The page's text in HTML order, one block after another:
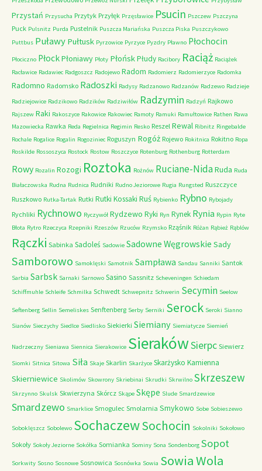
Przystań Przysucha Przytyk Przyłęk Przęsławice Psucin Pszczew Pszczyna
Puck Pulsnitz Purda Pustelnik Puszcza Mariańska Puszcza Piska Puszczykowo
Puttbus Puławy Pułtusk Pyrzowice Pyrzyce Pyzdry Pławno Płochocin
Płociczno PłockPłoniawy Płoty PłońskPłudy Racibory Raciąż Raciążek
Racławice Radawiec Radgoszcz Radojewo Radom Radomierz Radomierzyce Radomka
Radomno Radomsko Radoszki Radysy Radzanowo Radzanów Radzewo Radzieje
Radziejowice Radzikowo Radzików Radziwiłów Radzymin Radzyń Rajkowo
Rajszew Raki Rakoszyce Rakowice Rakowiec Ramoty Ramuki Ramułtowice Rathen Rawa
Mazowiecka Rawka Reda Regielnica Regimin Resko Reszel Rewal Ribnitz Ringebalde
Rochale Rogalice Rogalin Rogoziniec Roguszyn Rogóż Rojewo Rokitnica Rokitno Ropa
Roskilde Rossoszyca Rostock Rostow Roszczyce Rotenburg Rothenburg Rotterdam
Rowy Rozalin Rozogi Roztoka Rożnów Ruciane-NidaRuda Ruda
Białaczowska Rudna Rudnica Rudniki Rudno Jeziorowe Rugia Rungsted Ruszczyce
Ruszkowo Rutka-Tartak Rutki Rutki Kossaki Ruś Rybienko Rybno Rybojady
Rychliki Rychnowo Ryczywół Rydzewo Ryki Ryn Rynek Rynia Rypin Ryte
Błota Rytro Rzeczyca Rzepniki Rzeszów Rzuców Rzymsko Rząśnik Różan Rąbież Rąblów
Rączki Sabinka Sadoleś Sadowie Sadowne Węgrowskie Sady
Samborowo Samoklęski Samotnik Sampława Sandau Sanniki Santok
Sarbia Sarbsk Sarnaki Sarnowo Sasino Sassnitz Scheveningen Schiedam
Schiffmuhle Schleife Schmilka Schwedt Schwepnitz Schwerin Secymin Seelow
Seftenberg Sellin Semeliskes Senftenberg Serby Serniki Serock Seroki Sianno
Sianów Sieczychy Siedlce Siedlisko Siekierki Siemiany Siemiatycze Siemień
Nadrzeczny Sieniawa Siennica Sierakowice SierakówSierpc Siewierz
Siomki Sitnica Sitowa Siła Skaje Skarlin Skarżyce Skarżysko Kamienna
Skierniewice Skolimów Skowrony Skriebinai Skrudki Skrwilno Skrzeszew
Skrzynno Skulsk Skwierzyna Skórcz Skąpe Skępe Slude Smardzewice
Smardzewo Smarklice Smogulec Smolarnia Smykowo Sobe Sobieszewo
Soboklęszcz Sobolewo SochaczewSochocin Sokolniki Sokołowo
Sokoły Sokoły Jeziorne Sokółka Somianka Sominy Sona Sondenborg Sopot
Sorkwity Sosno Sosnowe Sosnowica Sosnówka Sowia Sowia Wola